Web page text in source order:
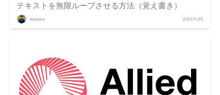
テキストを無限ループさせる方法（覚え書き）
kozawa 2023.11.25